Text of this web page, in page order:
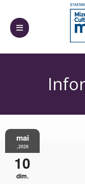
mai
,2026
10
dim.